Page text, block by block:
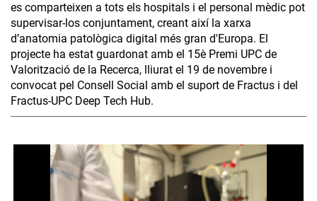
es comparteixen a tots els hospitals i el personal mèdic pot
supervisar-los conjuntament, creant així la xarxa
d’anatomia patològica digital més gran d'Europa. El
projecte ha estat guardonat amb el 15è Premi UPC de
Valorització de la Recerca, lliurat el 19 de novembre i
convocat pel Consell Social amb el suport de Fractus i del
Fractus-UPC Deep Tech Hub.